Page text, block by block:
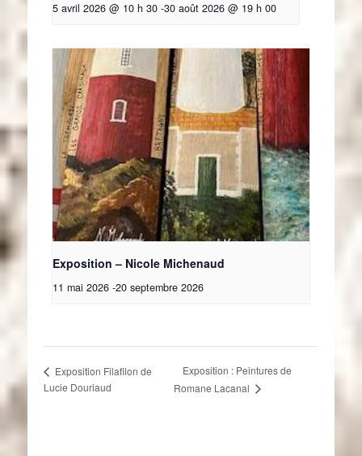
5 avril 2026 @ 10 h 30 -30 août 2026 @ 19 h 00
Exposition – Nicole Michenaud
11 mai 2026 -20 septembre 2026
Exposition Filafilon de
Lucie Douriaud
Exposition : Peintures de
Romane Lacanal